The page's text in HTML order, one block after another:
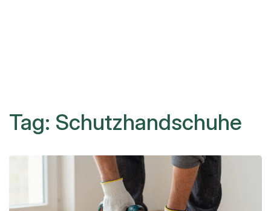
Tag: Schutzhandschuhe